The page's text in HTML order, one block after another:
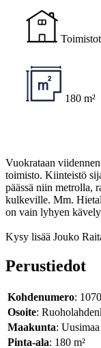
180 m²
Vuokrataan
toimisto. Kiinteistö
päässä niin metrolla,
kulkeville. Mm.
on vain lyhyen
Kysy lisää Jouko
Perustiedot
Kohdenumero:
Osoite:
Maakunta: Uusimaa
Pinta-ala: 180 m²